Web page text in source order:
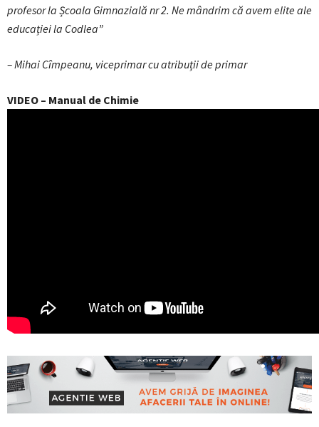
profesor la Școala Gimnazială nr 2. Ne mândrim că avem elite ale
educației la Codlea”
– Mihai Cîmpeanu, viceprimar cu atribuții de primar
VIDEO – Manual de Chimie